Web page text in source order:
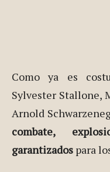
Como ya es
Sylvester Stallone,